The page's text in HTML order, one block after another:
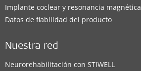
Implante coclear y resonancia magnética
Datos de fiabilidad del producto
Nuestra red
Neurorehabilitación con STIWELL